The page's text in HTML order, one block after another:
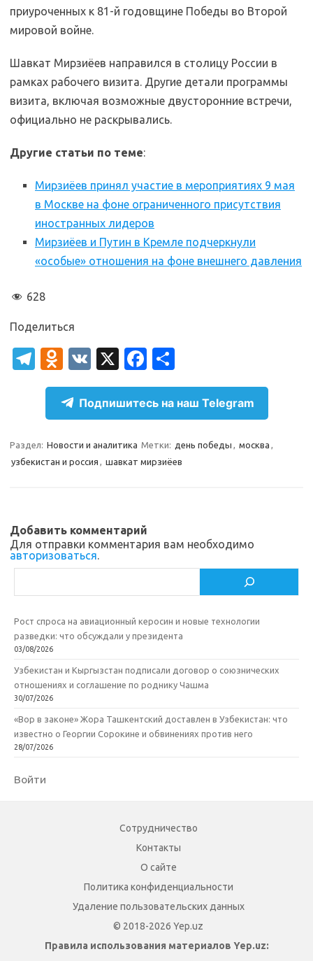
приуроченных к 81-й годовщине Победы во Второй
мировой войне.
Шавкат Мирзиёев направился в столицу России в
рамках рабочего визита. Другие детали программы
визита, включая возможные двусторонние встречи,
официально не раскрывались.
Другие статьи по теме:
Мирзиёев принял участие в мероприятиях 9 мая
в Москве на фоне ограниченного присутствия
иностранных лидеров
Мирзиёев и Путин в Кремле подчеркнули
«особые» отношения на фоне внешнего давления
628
Поделиться
T
el
gr
a
m
O
d
n
o
kl
as
i
V
K
X
Fa
c
e
b
o
o
т
п
р
а
в
ь
Подпишитесь на наш Telegram
Раздел: Новости и аналитика Метки: день победы , москва ,
узбекистан и россия , шавкат мирзиёев
Добавить комментарий
Для отправки комментария вам необходимо
авторизоваться.
Рост спроса на авиационный керосин и новые технологии
разведки: что обсуждали у президента
03/08/2026
Узбекистан и Кыргызстан подписали договор о союзнических
отношениях и соглашение по роднику Чашма
30/07/2026
«Вор в законе» Жора Ташкентский доставлен в Узбекистан: что
известно о Георгии Сорокине и обвинениях против него
28/07/2026
Войти
Сотрудничество
Контакты
О сайте
Политика конфиденциальности
Удаление пользовательских данных
© 2018-2026 Yep.uz
Правила использования материалов Yep.uz: